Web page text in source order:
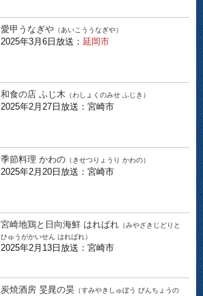
愛甲うなぎや （あいこううなぎや）
2025年3月6日放送： 延岡市
和食の店 ふじ木 （わしょくのみせ ふじき）
2025年2月27日放送：宮崎市
季節料理 かわの （きせつりょうり かわの）
2025年2月20日放送：宮崎市
宮崎地鶏と日向海鮮 はればれ （みやざきじどりと
ひゅうがかいせん はればれ）
2025年2月13日放送：宮崎市
炭焼酒房 旻晁の昊 （すみやきしゅぼう びんちょうの